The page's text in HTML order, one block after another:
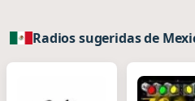
Radios sugeridas de